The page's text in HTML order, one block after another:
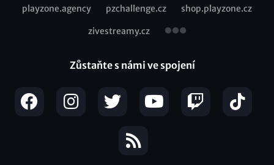
Recommended
playzone.agency pzchallenge.cz shop.playzone.cz
zivestreamy.cz
Zůstaňte s námi ve spojení